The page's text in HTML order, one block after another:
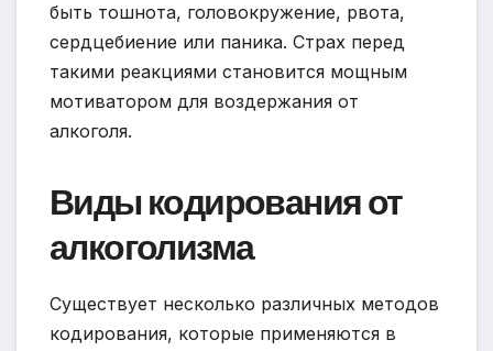
быть тошнота, головокружение, рвота,
сердцебиение или паника. Страх перед
такими реакциями становится мощным
мотиватором для воздержания от
алкоголя.
Виды кодирования от
алкоголизма
Существует несколько различных методов
кодирования, которые применяются в